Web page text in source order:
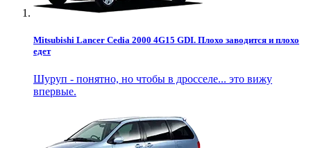
Mitsubishi Lancer Cedia 2000 4G15 GDI. Плохо заводится и плохо
едет
Шуруп - понятно, но чтобы в дросселе... это вижу
впервые.